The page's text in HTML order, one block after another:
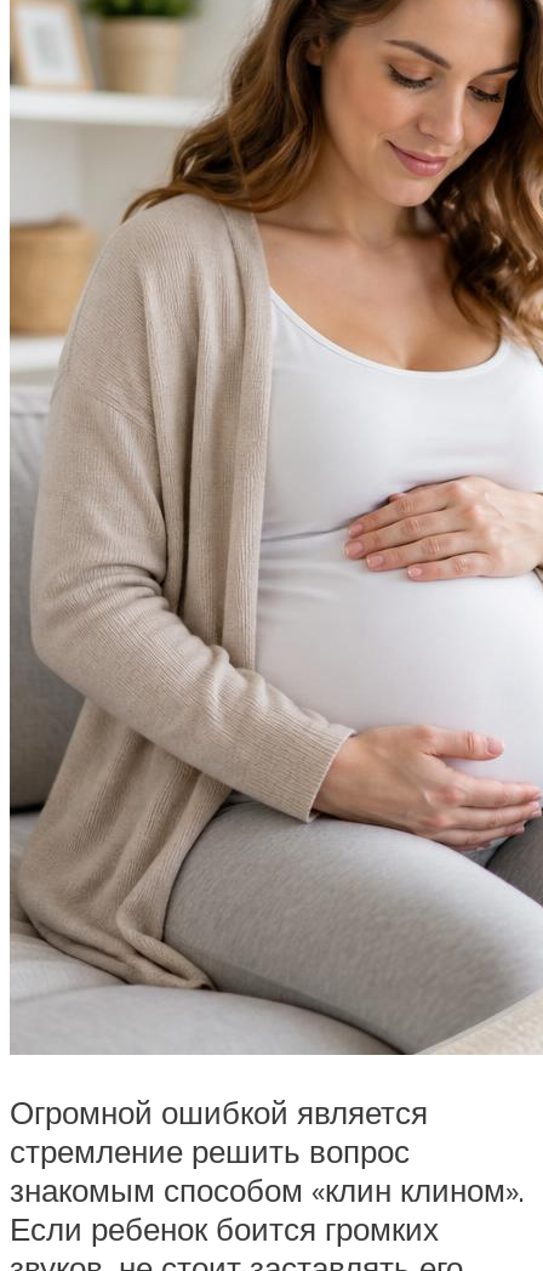
Огромной ошибкой является
стремление решить вопрос
знакомым способом «клин клином».
Если ребенок боится громких